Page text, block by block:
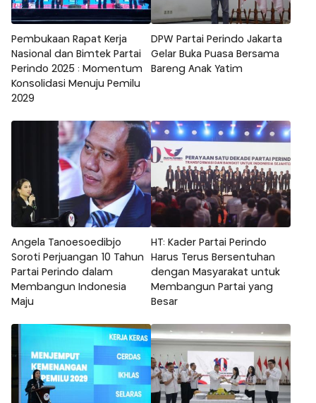
Pembukaan Rapat Kerja
Nasional dan Bimtek Partai
Perindo 2025 : Momentum
Konsolidasi Menuju Pemilu
2029
DPW Partai Perindo Jakarta
Gelar Buka Puasa Bersama
Bareng Anak Yatim
Angela Tanoesoedibjo
Soroti Perjuangan 10 Tahun
Partai Perindo dalam
Membangun Indonesia
Maju
HT: Kader Partai Perindo
Harus Terus Bersentuhan
dengan Masyarakat untuk
Membangun Partai yang
Besar